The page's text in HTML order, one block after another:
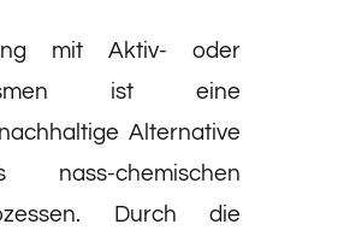
mit Aktiv- oder
ist eine
Alternative
chemischen
Durch die